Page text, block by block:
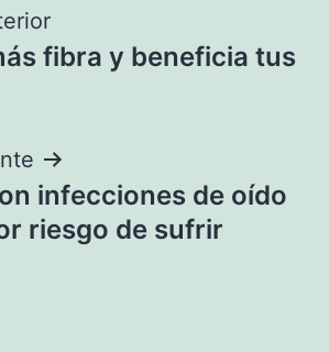
fibra y beneficia tus
infecciones de oído
riesgo de sufrir